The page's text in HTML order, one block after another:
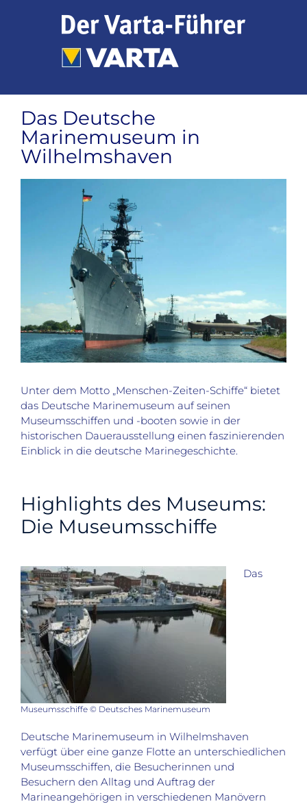
Das Deutsche
Marinemuseum in
Wilhelmshaven
Unter dem Motto „Menschen-Zeiten-Schiffe“ bietet
das Deutsche Marinemuseum auf seinen
Museumsschiffen und -booten sowie in der
historischen Dauerausstellung einen faszinierenden
Einblick in die deutsche Marinegeschichte.
Highlights des Museums:
Die Museumsschiffe
Museumsschiffe © Deutsches Marinemuseum
Das
Deutsche Marinemuseum in Wilhelmshaven
verfügt über eine ganze Flotte an unterschiedlichen
Museumsschiffen, die Besucherinnen und
Besuchern den Alltag und Auftrag der
Marineangehörigen in verschiedenen Manövern